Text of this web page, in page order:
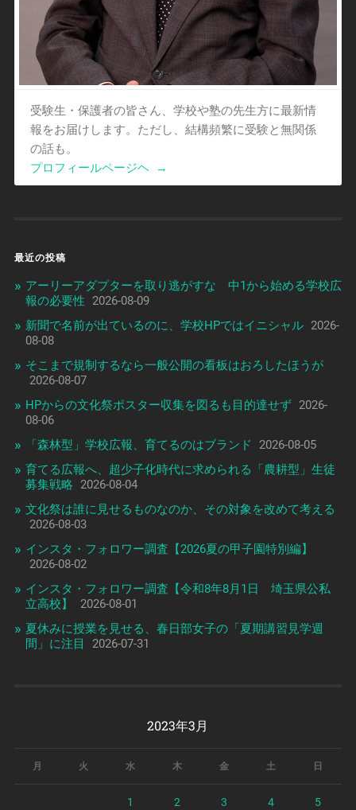
受験生・保護者の皆さん、学校や塾の先生方に最新情
報をお届けします。ただし、結構頻繁に受験と無関係
の話も。
プロフィールページヘ
→
最近の投稿
アーリーアダプターを取り逃がすな 中1から始める学校広
報の必要性
2026-08-09
新聞で名前が出ているのに、学校HPではイニシャル 2026-
08-08
そこまで規制するなら一般公開の看板はおろしたほうが
2026-08-07
HPからの文化祭ポスター収集を図るも目的達せず 2026-
08-06
「森林型」学校広報、育てるのはブランド
2026-08-05
育てる広報へ、超少子化時代に求められる「農耕型」生徒
募集戦略
2026-08-04
文化祭は誰に見せるものなのか、その対象を改めて考える
2026-08-03
インスタ・フォロワー調査【2026夏の甲子園特別編】
2026-08-02
インスタ・フォロワー調査【令和8年8月1日 埼玉県公私
立高校】
2026-08-01
夏休みに授業を見せる、春日部女子の「夏期講習見学週
間」に注目
2026-07-31
2023年3月
月 火 水 木 金 土 日
1 2 3 4 5